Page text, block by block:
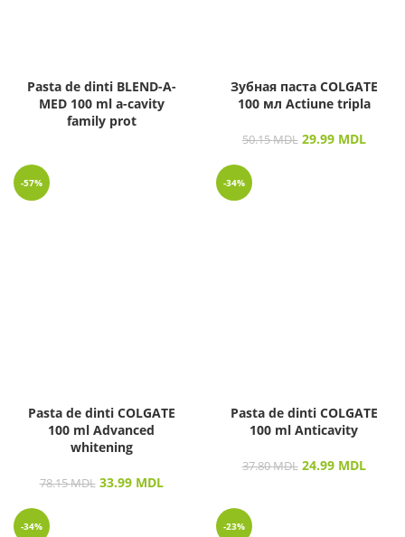
Pasta de dinti BLEND-A-
MED 100 ml a-cavity
family prot
Зубная паста COLGATE
100 мл Actiune tripla
50.15MDL 29.99 MDL
-57%
Pasta de dinti COLGATE
100 ml Advanced
whitening
78.15MDL 33.99 MDL
-34%
Pasta de dinti COLGATE
100 ml Anticavity
37.80MDL 24.99 MDL
-34% -23%